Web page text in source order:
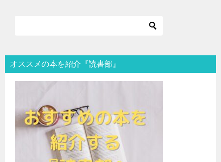
オススメの本を紹介『読書部』